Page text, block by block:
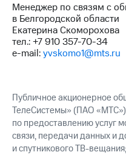
Описание
Программа
приобретения
Порядок
Дивиденды
Рынок
облигаций
Описание
Менеджер по связям с
в Белгородской области
Екатерина Скоморохова
тел.: +7 910 357-70-34
e-mail:yvskomo1@mts.ru
Публичное акционерное
ТелеСистемы» (ПАО
по предоставлению услуг
связи, передачи данных и
и спутникового ТВ-